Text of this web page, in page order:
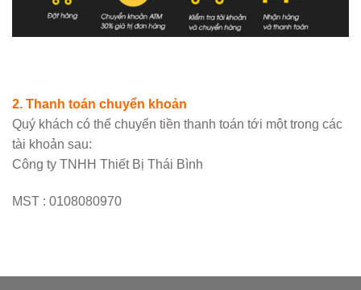
2. Thanh toán chuyển khoản
Quý khách có thể chuyển tiền thanh toán tới một trong các
tài khoản sau:
Công ty TNHH Thiết Bị Thái Bình
MST : 0108080970